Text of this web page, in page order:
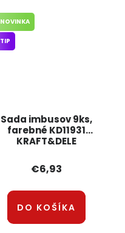
Sada imbusov 9ks,
farebné KD11931
KRAFT&DELE
NOVINKA
TIP
€6,93
DO KOŠÍKA